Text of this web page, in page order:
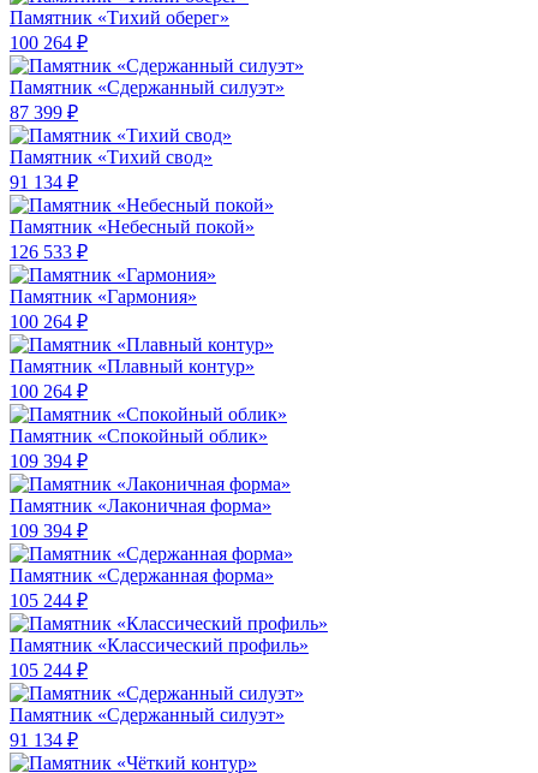
Памятник «Тихий оберег»
100 264 ₽
Памятник «Сдержанный силуэт»
87 399 ₽
Памятник «Тихий свод»
91 134 ₽
Памятник «Небесный покой»
126 533 ₽
Памятник «Гармония»
100 264 ₽
Памятник «Плавный контур»
100 264 ₽
Памятник «Спокойный облик»
109 394 ₽
Памятник «Лаконичная форма»
109 394 ₽
Памятник «Сдержанная форма»
105 244 ₽
Памятник «Классический профиль»
105 244 ₽
Памятник «Сдержанный силуэт»
91 134 ₽